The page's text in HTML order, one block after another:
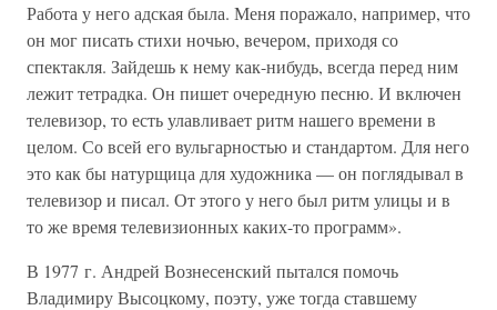
Работа у него адская была. Меня поражало, например, что
он мог писать стихи ночью, вечером, приходя со
спектакля. Зайдешь к нему как-нибудь, всегда перед ним
лежит тетрадка. Он пишет очередную песню. И включен
телевизор, то есть улавливает ритм нашего времени в
целом. Со всей его вульгарностью и стандартом. Для него
это как бы натурщица для художника — он поглядывал в
телевизор и писал. От этого у него был ритм улицы и в
то же время телевизионных каких-то программ».
В 1977 г. Андрей Вознесенский пытался помочь
Владимиру Высоцкому, поэту, уже тогда ставшему